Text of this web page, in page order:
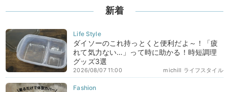
新着
ダイソーのこれ持っとくと便利だよ～！「疲
れて気力ない…」って時に助かる！時短調理
グッズ3選
michill ライフスタイル
2026/08/07 11:00